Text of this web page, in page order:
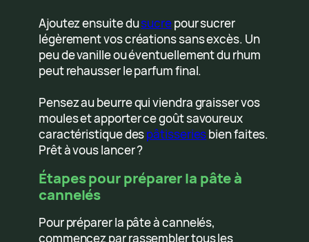
Ajoutez ensuite dusucrepour sucrer
légèrement vos créations sans excès. Un
peu de vanille ou éventuellement du rhum
peut rehausser le parfum final.
Pensez au beurre qui viendra graisser vos
moules et apporter ce goût savoureux
caractéristique despâtisseriesbien faites.
Prêt à vous lancer ?
Étapes pour préparer la pâte à
cannelés
Pour préparer la pâte à cannelés,
commencez par rassembler tous les